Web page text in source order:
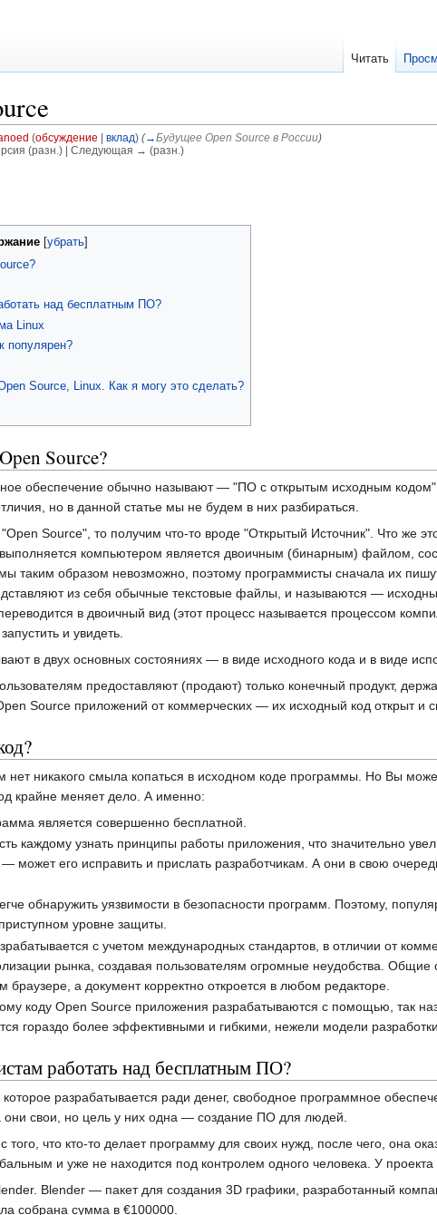
(обсуждение вклад) (→Будущее Open Source в России)
(разн.) | Следующая → (разн.)
над бесплатным ПО?
Linux
популярен?
Source, Linux. Как я могу это сделать?
Source?
обеспечение обычно называют — "ПО с открытым исходным
но в данной статье мы не будем в них разбираться.
"Open Source", то получим что-то вроде "Открытый Источник". Что же
компьютером является двоичным (бинарным) файлом,
таким образом невозможно, поэтому программисты сначала их
из себя обычные текстовые файлы, и называются —
в двоичный вид (этот процесс называется процессом
и увидеть.
в двух основных состояниях — в виде исходного кода и в виде
предоставляют (продают) только конечный продукт,
Source приложений от коммерческих — их исходный код открыт и
нет никакого смыла копаться в исходном коде программы. Но Вы
крайне меняет дело. А именно:
является совершенно бесплатной.
каждому узнать принципы работы приложения, что значительно
может его исправить и прислать разработчикам. А они в свою
обнаружить уязвимости в безопасности программ. Поэтому,
уровне защиты.
с учетом международных стандартов, в отличии от
рынка, создавая пользователям огромные неудобства. Общие
а документ корректно откроется в любом редакторе.
коду Open Source приложения разрабатываются с помощью, так
гораздо более эффективными и гибкими, нежели модели
работать над бесплатным ПО?
разрабатывается ради денег, свободное программное
они свои, но цель у них одна — создание ПО для людей.
что кто-то делает программу для своих нужд, после чего, она
и уже не находится под контролем одного человека. У
Blender — пакет для создания 3D графики, разработанный
собрана сумма в €100000.
Читать